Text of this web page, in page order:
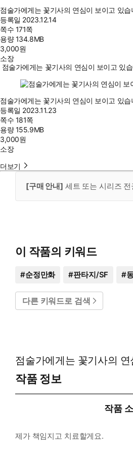
점술가에게는 꽃기사의 연심이 보이고 있습
등록일 2023.12.14
쪽수 171쪽
용량134.8MB
3,000원
소장
점술가에게는 꽃기사의 연심이 보이고 있
점술가에게는 꽃기사의 연심이 보이고 있습
등록일 2023.11.23
쪽수 181쪽
용량155.9MB
3,000원
소장
더보기
[구매 안내] 세트 또는 시리즈
이 작품의 키워드
#순정만화 #판타지/SF #
다른 키워드로 검색
점술가에게는 꽃기사의
작품 정보
작품
제가 책임지고 치료할게요.